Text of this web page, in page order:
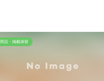
閉店・掲載保留